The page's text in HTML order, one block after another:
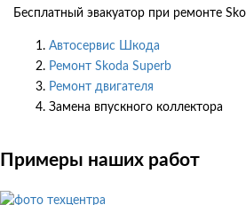
Бесплатный эвакуатор при ремонте
Автосервис Шкода
Ремонт Skoda Superb
Ремонт двигателя
Замена впускного коллектора
Примеры наших работ